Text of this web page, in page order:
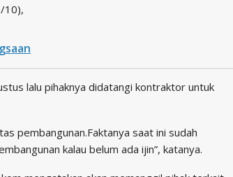
10),
lalu pihaknya didatangi kontraktor untuk
pembangunan.Faktanya saat ini sudah
kalau belum ada ijin”, katanya.